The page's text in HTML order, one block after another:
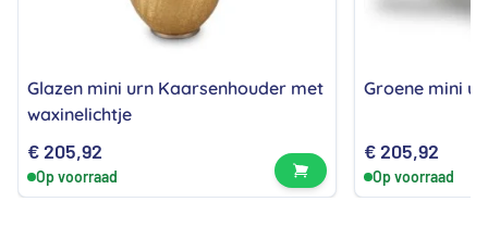
Glazen mini urn Kaarsenhouder met
waxinelichtje
€205,92
Op voorraad Bekijk product
Groene mini
€205,92
Op voorraad